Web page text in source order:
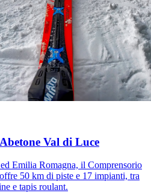
Val di Luce
Emilia Romagna, il Comprensorio
50 km di piste e 17 impianti, tra
e tapis roulant.